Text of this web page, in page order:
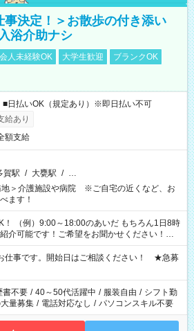
事決定！＞お散歩の付き添い
浴介助ナシ
人未経験OK 大学生歓迎
ブランクOK
日払いOK（規定あり）※即日払い不可
給あり
額支給
賀駅 / 大甕駅 / …
地＞介護施設や病院 ※ご自宅の近くなど、お
ます！
（例）9:00～18:00のあいだ もちろん1日8時
介可能です！ご希望をお聞かせください！★
みが必要な場合も遠慮なくご相談ください。
上の勤務が必要です
仕事です。開始日はご相談ください！ ★急募
書不要 / 40～50代活躍中 / 服装自由 / シフト勤
量募集 / 電話対応なし / パソコンスキル不要